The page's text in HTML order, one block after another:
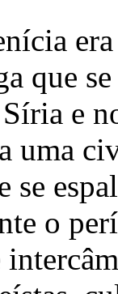
que
e
uma
se
o